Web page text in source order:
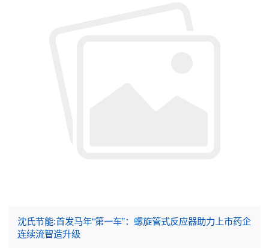
沈氏节能:首发马年“第一车”：螺旋管式反应器助力上市药企
连续流智造升级